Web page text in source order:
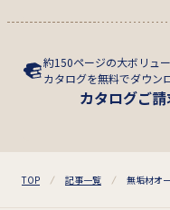
約150ページの大ボリュ
カタログを無料でダウン
カタログご
TOP 記事一覧 無垢材オ